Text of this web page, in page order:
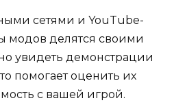
сетями и YouTube-
модов делятся своими
увидеть демонстрации
помогает оценить их
с вашей игрой.